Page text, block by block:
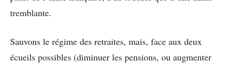
tremblante.
Sauvons le régime des retraites, mais, face aux deux
écueils possibles (diminuer les pensions, ou augmenter